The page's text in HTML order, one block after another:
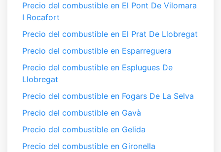
Precio del combustible en El Pont De Vilomara
I Rocafort
Precio del combustible en El Prat De Llobregat
Precio del combustible en Esparreguera
Precio del combustible en Esplugues De
Llobregat
Precio del combustible en Fogars De La Selva
Precio del combustible en Gavà
Precio del combustible en Gelida
Precio del combustible en Gironella